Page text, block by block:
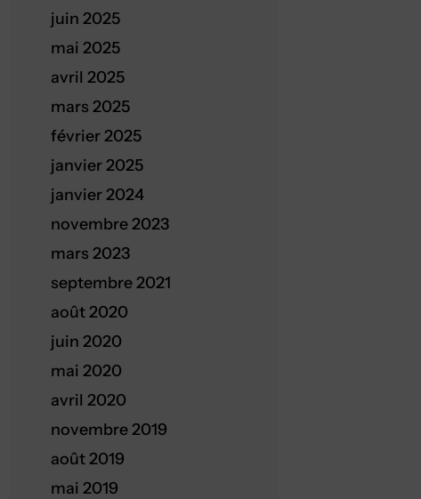
juin 2025
mai 2025
avril 2025
mars 2025
février 2025
janvier 2025
janvier 2024
novembre 2023
mars 2023
septembre 2021
août 2020
juin 2020
mai 2020
avril 2020
novembre 2019
août 2019
mai 2019